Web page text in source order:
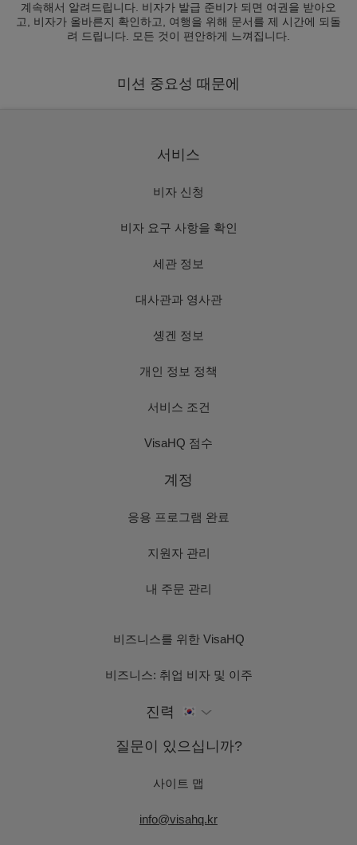
계속해서 알려드립니다. 비자가 발급 준비가 되면 여권을 받아오
고, 비자가 올바른지 확인하고, 여행을 위해 문서를 제 시간에 되돌
려 드립니다. 모든 것이 편안하게 느껴집니다.
미션 중요성 때문에
서비스
비자 신청
비자 요구 사항을 확인
세관 정보
대사관과 영사관
솅겐 정보
개인 정보 정책
서비스 조건
VisaHQ 점수
계정
응용 프로그램 완료
지원자 관리
내 주문 관리
비즈니스를 위한 VisaHQ
비즈니스: 취업 비자 및 이주
진력
질문이 있으십니까?
사이트 맵
info@visahq.kr